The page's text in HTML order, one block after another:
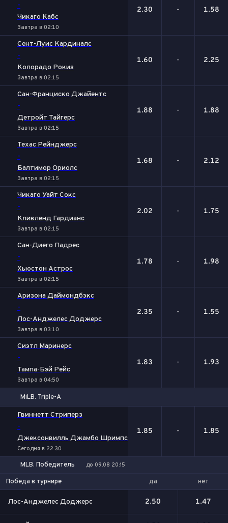
-
Чикаго Кабс
Завтра в 02:10
2.30 - 1.58
Сент-Луис Кардиналс
-
Колорадо Рокиз
Завтра в 02:15
1.60 - 2.25
Сан-Франциско Джайентс
-
Детройт Тайгерс
Завтра в 02:15
1.88 - 1.88
Техас Рейнджерс
-
Балтимор Ориолс
Завтра в 02:15
1.68 - 2.12
Чикаго Уайт Сокс
-
Кливленд Гардианс
Завтра в 02:15
2.02 - 1.75
Сан-Диего Падрес
-
Хьюстон Астрос
Завтра в 02:15
1.78 - 1.98
Аризона Даймондбэкс
-
Лос-Анджелес Доджерс
Завтра в 03:10
2.35 - 1.55
Сиэтл Маринерс
-
Тампа-Бэй Рейс
Завтра в 04:50
1.83 - 1.93
MiLB. Triple-A
Гвиннетт Стриперз
-
Джексонвилль Джамбо Шримпс
Сегодня в 22:30
1.85 - 1.85
MLB. Победитель до 09.08 20:15
Победа в турнире да нет
Лос-Анджелес Доджерс 2.50 1.47